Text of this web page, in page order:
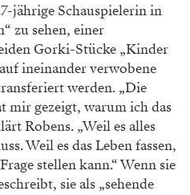
jährige Schauspielerin in
zu sehen, einer
Gorki-Stücke „Kinder
ineinander verwobene
werden. „Die
mir gezeigt, warum ich das
Robens. „Weil es alles
Weil es das Leben fassen,
stellen kann.“ Wenn sie
sie als „sehende